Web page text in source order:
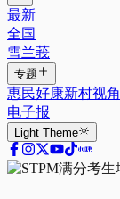
最新
全国
雪兰莪
专题
惠民好康新村视角
电子报
Light Theme